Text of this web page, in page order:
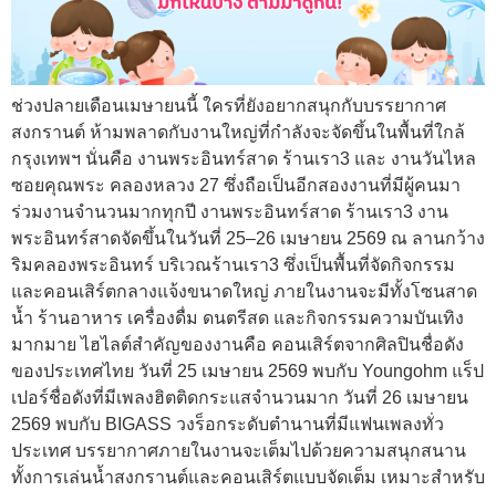
ช่วงปลายเดือนเมษายนนี้ ใครที่ยังอยากสนุกกับบรรยากาศ
สงกรานต์ ห้ามพลาดกับงานใหญ่ที่กำลังจะจัดขึ้นในพื้นที่ใกล้
กรุงเทพฯ นั่นคือ งานพระอินทร์สาด ร้านเรา3 และ งานวันไหล
ซอยคุณพระ คลองหลวง 27 ซึ่งถือเป็นอีกสองงานที่มีผู้คนมา
ร่วมงานจำนวนมากทุกปี งานพระอินทร์สาด ร้านเรา3 งาน
พระอินทร์สาดจัดขึ้นในวันที่ 25–26 เมษายน 2569 ณ ลานกว้าง
ริมคลองพระอินทร์ บริเวณร้านเรา3 ซึ่งเป็นพื้นที่จัดกิจกรรม
และคอนเสิร์ตกลางแจ้งขนาดใหญ่ ภายในงานจะมีทั้งโซนสาด
น้ำ ร้านอาหาร เครื่องดื่ม ดนตรีสด และกิจกรรมความบันเทิง
มากมาย ไฮไลต์สำคัญของงานคือ คอนเสิร์ตจากศิลปินชื่อดัง
ของประเทศไทย วันที่ 25 เมษายน 2569 พบกับ Youngohm แร็ป
เปอร์ชื่อดังที่มีเพลงฮิตติดกระแสจำนวนมาก วันที่ 26 เมษายน
2569 พบกับ BIGASS วงร็อกระดับตำนานที่มีแฟนเพลงทั่ว
ประเทศ บรรยากาศภายในงานจะเต็มไปด้วยความสนุกสนาน
ทั้งการเล่นน้ำสงกรานต์และคอนเสิร์ตแบบจัดเต็ม เหมาะสำหรับ